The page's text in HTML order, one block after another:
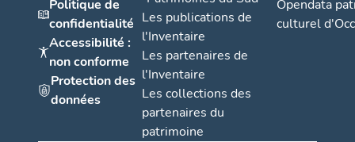
Politique de
confidentialité
Accessibilité :
non conforme
Protection des
données
Les publications de
l'Inventaire
Les partenaires de
l'Inventaire
Les collections des
partenaires du
patrimoine
Opendata
culturel